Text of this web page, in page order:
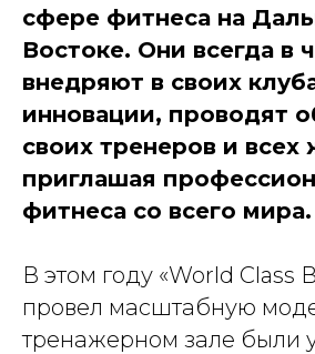
сфере фитнеса на
Востоке. Они всегда в
внедряют в своих
инновации, проводят
своих тренеров и
приглашая
фитнеса со всего мира.
В этом году «World Class
провел масштабную
тренажерном зале были